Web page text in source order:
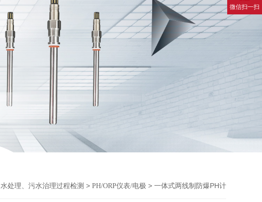
水处理、污水治理过程检测 > PH/ORP仪表/电极 > 一体式两线制防爆PH计
微信扫一扫